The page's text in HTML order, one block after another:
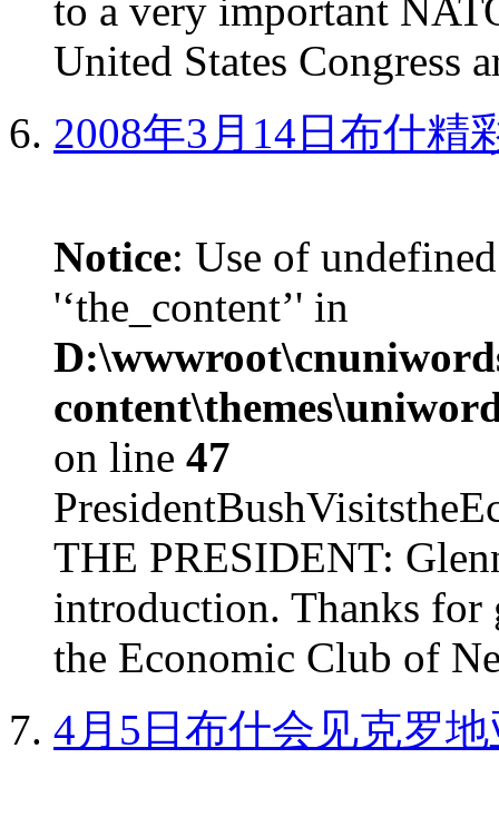
to a very important
United States Congress
2008年3月14日布什精
Notice: Use of
'‘the_content’' in
on line 47
THE PRESIDENT:
introduction. Thanks for
the Economic Club of
4月5日布什会见克罗